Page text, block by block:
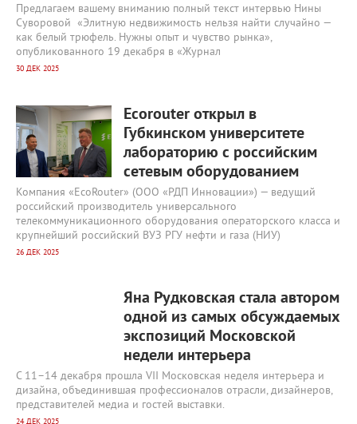
Предлагаем вашему вниманию полный текст интервью Нины
Суворовой «Элитную недвижимость нельзя найти случайно —
как белый трюфель. Нужны опыт и чувство рынка»,
опубликованного 19 декабря в «Журнал
30 ДЕК 2025
Ecorouter открыл в
Губкинском университете
лабораторию с российским
сетевым оборудованием
Компания «EcoRouter» (ООО «РДП Инновации») — ведущий
российский производитель универсального
телекоммуникационного оборудования операторского класса и
крупнейший российский ВУЗ РГУ нефти и газа (НИУ)
26 ДЕК 2025
Яна Рудковская стала автором
одной из самых обсуждаемых
экспозиций Московской
недели интерьера
С 11–14 декабря прошла VII Московская неделя интерьера и
дизайна, объединившая профессионалов отрасли, дизайнеров,
представителей медиа и гостей выставки.